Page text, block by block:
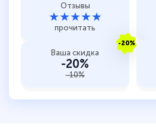
Отзывы
★★★★★
прочитать
-20%
Ваша скидка
-20%
-10%